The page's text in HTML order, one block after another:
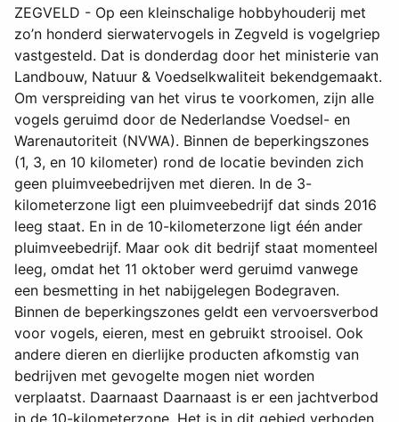
ZEGVELD - Op een kleinschalige hobbyhouderij met
zo’n honderd sierwatervogels in Zegveld is vogelgriep
vastgesteld. Dat is donderdag door het ministerie van
Landbouw, Natuur & Voedselkwaliteit bekendgemaakt.
Om verspreiding van het virus te voorkomen, zijn alle
vogels geruimd door de Nederlandse Voedsel- en
Warenautoriteit (NVWA). Binnen de beperkingszones
(1, 3, en 10 kilometer) rond de locatie bevinden zich
geen pluimveebedrijven met dieren. In de 3-
kilometerzone ligt een pluimveebedrijf dat sinds 2016
leeg staat. En in de 10-kilometerzone ligt één ander
pluimveebedrijf. Maar ook dit bedrijf staat momenteel
leeg, omdat het 11 oktober werd geruimd vanwege
een besmetting in het nabijgelegen Bodegraven.
Binnen de beperkingszones geldt een vervoersverbod
voor vogels, eieren, mest en gebruikt strooisel. Ook
andere dieren en dierlijke producten afkomstig van
bedrijven met gevogelte mogen niet worden
verplaatst. Daarnaast Daarnaast is er een jachtverbod